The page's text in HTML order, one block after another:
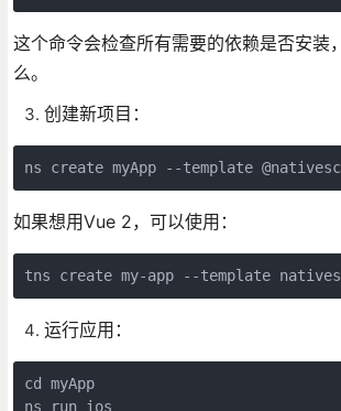
这个命令会检查所有需要的依赖是否安装
么。
创建新项目：
ns create myApp --template
如果想用Vue 2，可以使用：
tns create my-app --template
运行应用：
cd myApp
ns run ios